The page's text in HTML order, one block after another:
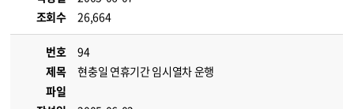
조회수
26,664
번호
94
제목
현충일 연휴기간 임시열차 운행
파일